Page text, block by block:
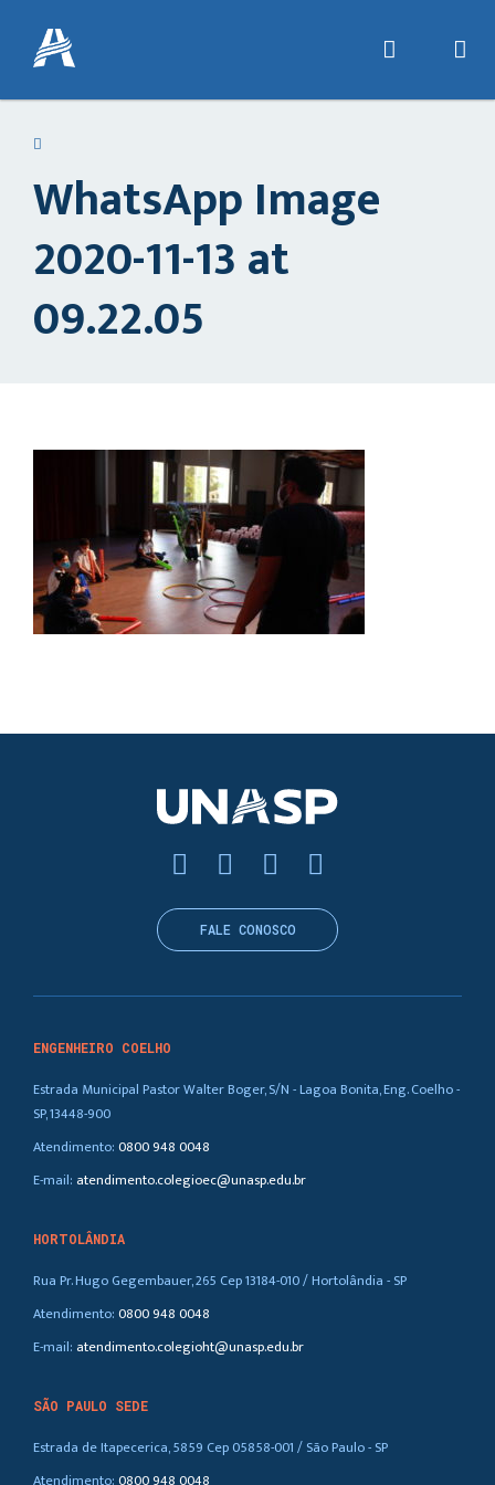
WhatsApp Image
2020-11-13 at
09.22.05
ENGENHEIRO COELHO
Estrada Municipal Pastor Walter Boger, S/N - Lagoa Bonita, Eng. Coelho -
SP, 13448-900
Atendimento:0800 948 0048
E-mail: atendimento.colegioec@unasp.edu.br
HORTOLÂNDIA
Rua Pr. Hugo Gegembauer, 265 Cep 13184-010 / Hortolândia - SP
Atendimento:0800 948 0048
E-mail: atendimento.colegioht@unasp.edu.br
SÃO PAULO SEDE
Estrada de Itapecerica, 5859 Cep 05858-001 / São Paulo - SP
FALE CONOSCO